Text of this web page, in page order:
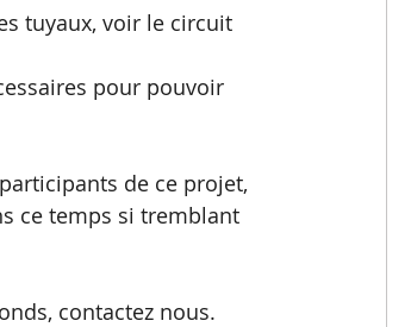
tuyaux, voir le circuit
pour pouvoir
de ce projet,
ce temps si tremblant
contactez nous.